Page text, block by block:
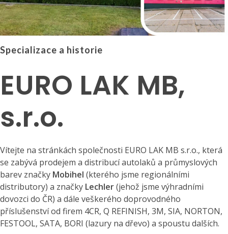
Specializace a historie
EURO LAK MB,
s.r.o.
Vítejte na stránkách společnosti EURO LAK MB s.r.o., která
se zabývá prodejem a distribucí autolaků a průmyslových
barev značky Mobihel (kterého jsme regionálními
distributory) a značky Lechler(jehož jsme výhradními
dovozci do ČR) a dále veškerého doprovodného
příslušenství od firem 4CR, Q REFINISH, 3M, SIA, NORTON,
FESTOOL, SATA, BORI (lazury na dřevo) a spoustu dalších.